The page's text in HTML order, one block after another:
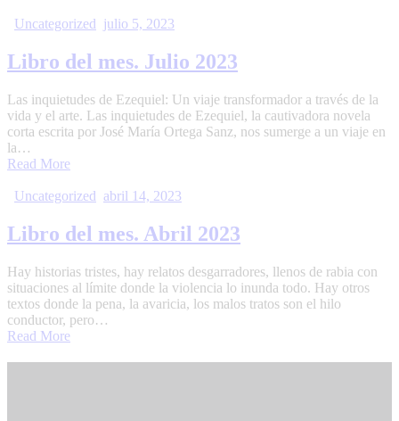
Uncategorized julio 5, 2023
Libro del mes. Julio 2023
Las inquietudes de Ezequiel: Un viaje transformador a través de la
vida y el arte. Las inquietudes de Ezequiel, la cautivadora novela
corta escrita por José María Ortega Sanz, nos sumerge a un viaje en
la…
Read More
Uncategorized abril 14, 2023
Libro del mes. Abril 2023
Hay historias tristes, hay relatos desgarradores, llenos de rabia con
situaciones al límite donde la violencia lo inunda todo. Hay otros
textos donde la pena, la avaricia, los malos tratos son el hilo
conductor, pero…
Read More